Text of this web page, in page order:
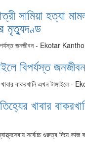
সামিয়া হত্যা
মৃত্যুদণ্ড
বিপর্যস্ত জনজীবন
খাবার